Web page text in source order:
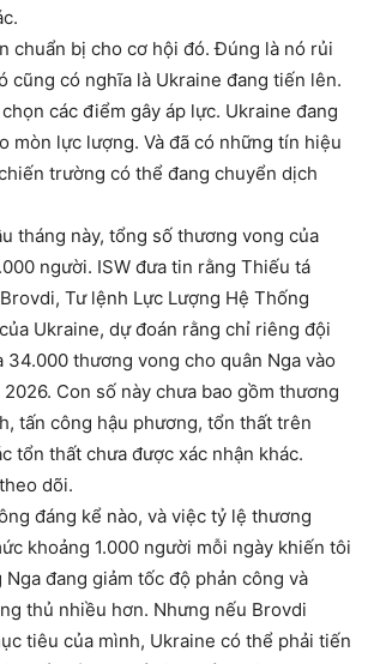
chuẩn bị cho cơ hội đó. Đúng là nó rủi
cũng có nghĩa là Ukraine đang tiến lên.
các điểm gây áp lực. Ukraine đang
mòn lực lượng. Và đã có những tín hiệu
trường có thể đang chuyển dịch
tháng này, tổng số thương vong của
người. ISW đưa tin rằng Thiếu tá
Tư lệnh Lực Lượng Hệ Thống
Ukraine, dự đoán rằng chỉ riêng đội
34.000 thương vong cho quân Nga vào
Con số này chưa bao gồm thương
tấn công hậu phương, tổn thất trên
tổn thất chưa được xác nhận khác.
dõi.
đáng kể nào, và việc tỷ lệ thương
khoảng 1.000 người mỗi ngày khiến tôi
đang giảm tốc độ phản công và
thủ nhiều hơn. Nhưng nếu Brovdi
tiêu của mình, Ukraine có thể phải tiến